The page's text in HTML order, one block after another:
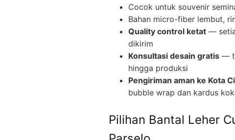
Cocok untuk souvenir
Bahan micro-fiber lembut,
Quality control ketat —
dikirim
Konsultasi desain gratis —
hingga produksi
Pengiriman aman ke Kota
bubble wrap dan kardus
Pilihan Bantal Leher